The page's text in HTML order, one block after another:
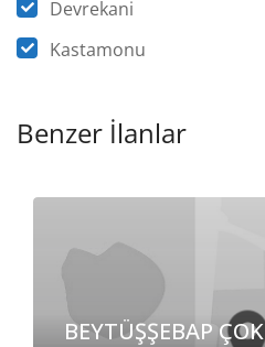
Devrekani
Kastamonu
Benzer İlanlar
BEYTÜŞŞEBAP ÇOK